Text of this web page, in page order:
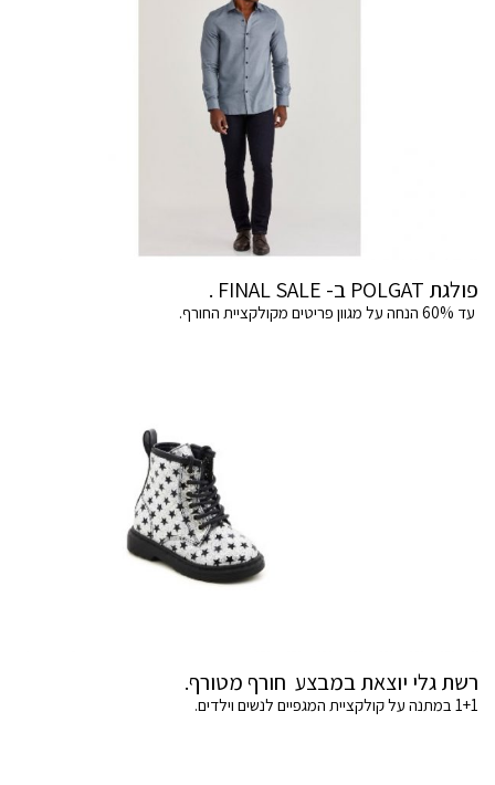
פולגת POLGAT ב- FINAL SALE .
עד 60% הנחה על מגוון פריטים מקולקציית החורף.
רשת גלי יוצאת במבצע חורף מטורף.
1+1 במתנה על קולקציית המגפיים לנשים וילדים.